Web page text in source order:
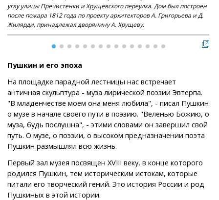
углу улицы Пречистенки и Хрущевского переулка. Дом был построен
после пожара 1812 года по проекту архитекторов А. Григорьева и Д.
Жилярди, принадлежал дворянину А. Хрущеву.
Пушкин и его эпоха
На площадке парадной лестницы нас встречает
античная скульптура - муза лирической поэзии Эвтерпа.
"В младенчестве моем она меня любила", - писал Пушкин
о музе в начале своего пути в поэзию. "Веленью Божию, о
муза, будь послушна", - этими словами он завершил свой
путь. О музе, о поэзии, о высоком предназначении поэта
Пушкин размышлял всю жизнь.
Первый зал музея посвящен XVIII веку, в конце которого
родился Пушкин, тем историческим истокам, которые
питали его творческий гений. Это история России и род
Пушкиных в этой истории.